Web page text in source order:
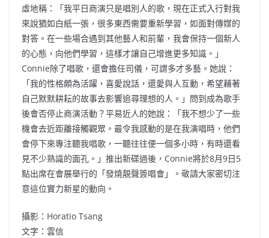
虛地稱：「我平日商演只是唱別人的歌，現在正式入行對我
來說猶如白紙一張，很多東西需要重新學習，如面對傳媒的
對答。在一些場合遇到其他藝人和前輩，我會保持一個新人
的心態，向他們學習，這樣才讓自己增進更多知識。」
Connie除了唱歌，還會擔任司儀，可謂多才多藝。她說：
「我的性格頗為活躍，喜愛說話，還愛與人互動，希望藉著
自己默默耕耘的故事去影響追尋理想的人。」問到成為歌手
後會否停止商演活動？平易近人的她說：「我不想少了一些
機會去近距離接觸觀眾。最令我感動的是在我演唱時，他們
會停下來專注聽我唱歌，一聽往往便一個多小時，有時還看
見不少熟識的面孔。」推出新碟過後，Connie將於8月9日5
點出席在會展舉行的「發燒靚聲簽唱會」。敬請大家密切注
意這位實力新星的動向。
攝影：Horatio Tsang
文字：雲信